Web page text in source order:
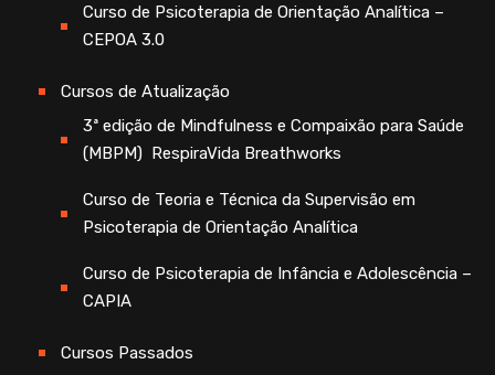
Curso de Psicoterapia de Orientação Analítica –
CEPOA 3.0
Cursos de Atualização
3ª edição de Mindfulness e Compaixão para Saúde
(MBPM) RespiraVida Breathworks
Curso de Teoria e Técnica da Supervisão em
Psicoterapia de Orientação Analítica
Curso de Psicoterapia de Infância e Adolescência –
CAPIA
Cursos Passados